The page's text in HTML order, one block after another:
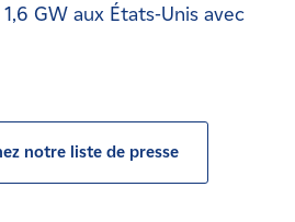
GW aux États-Unis avec
notre liste de presse